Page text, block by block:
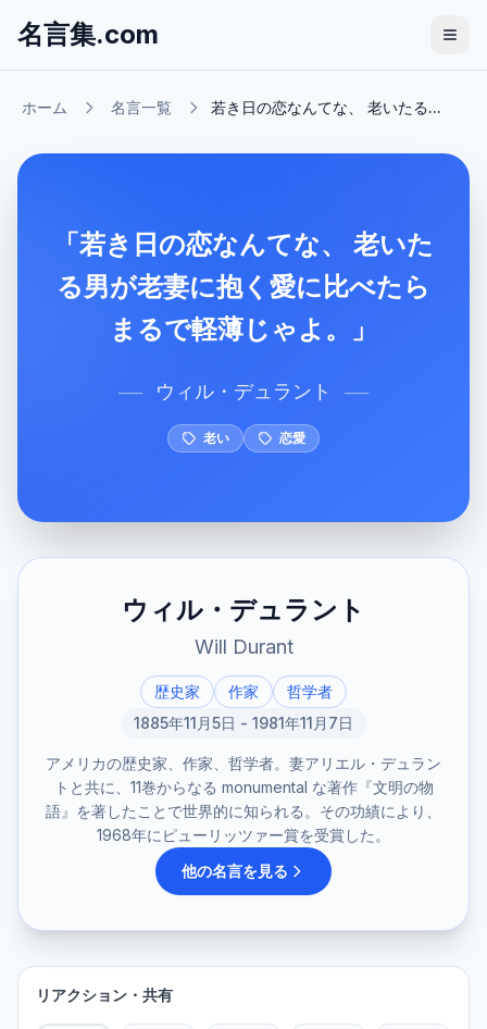
名言集.com
ホーム 名言一覧 若き日の恋なんてな、 老いたる...
「若き日の恋なんてな、 老いた
る男が老妻に抱く愛に比べたら
まるで軽薄じゃよ。」
── ウィル・デュラント ──
老い 恋愛
ウィル・デュラント
Will Durant
歴史家 作家
哲学者
1885年11月5日 - 1981年11月7日
アメリカの歴史家、作家、哲学者。妻アリエル・デュラン
トと共に、11巻からなる monumental な著作『文明の物
語』を著したことで世界的に知られる。その功績により、
1968年にピューリッツァー賞を受賞した。
他の名言を見る
リアクション・共有